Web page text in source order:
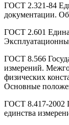
ГОСТ 2.321-84
документации.
ГОСТ 2.601
ГОСТ 8.566
измерений.
физических
Основные
ГОСТ 8.417-2002
единства